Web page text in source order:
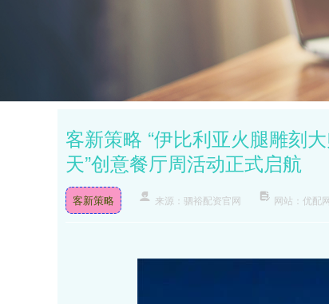
客新策略 “伊比利亚火腿雕刻
天”创意餐厅周活动正式启航
客新策略 来源：驷裕配资官网 网站：优配